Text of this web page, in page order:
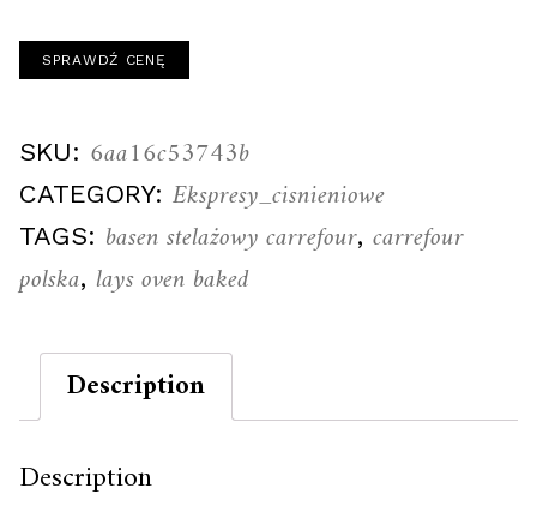
SPRAWDŹ CENĘ
SKU: 6aa16c53743b
CATEGORY: Ekspresy_cisnieniowe
TAGS: basen stelażowy carrefour, carrefour
polska, lays oven baked
Description
Description